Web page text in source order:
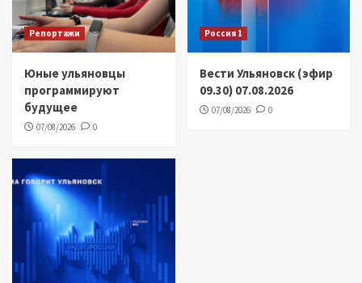
Репортажи
Юные ульяновцы
программируют
будущее
07/08/2026 0
Россия 1
Вести Ульяновск (эфир
09.30) 07.08.2026
07/08/2026 0